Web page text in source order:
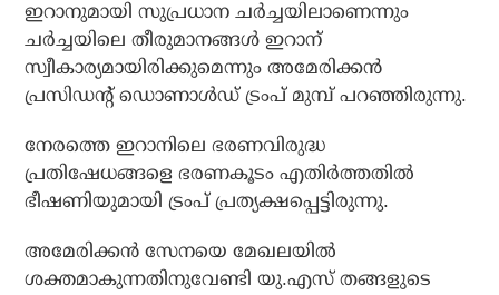
ഇറാനുമായി സുപ്രധാന ചർച്ചയിലാണെന്നും
ചർച്ചയിലെ തീരുമാനങ്ങൾ ഇറാന്
സ്വീകാര്യമായിരിക്കുമെന്നും അമേരിക്കൻ
പ്രസിഡന്റ് ഡൊണാൾഡ് ട്രംപ് മുമ്പ് പറഞ്ഞിരുന്നു.
നേരത്തെ ഇറാനിലെ ഭരണവിരുദ്ധ
പ്രതിഷേധങ്ങളെ ഭരണകൂടം എതിർത്തതിൽ
ഭീഷണിയുമായി ട്രംപ് പ്രത്യക്ഷപ്പെട്ടിരുന്നു.
അമേരിക്കൻ സേനയെ മേഖലയിൽ
ശക്തമാകുന്നതിനുവേണ്ടി യു.എസ് തങ്ങളുടെ